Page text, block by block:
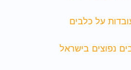
נפוצים בישראל